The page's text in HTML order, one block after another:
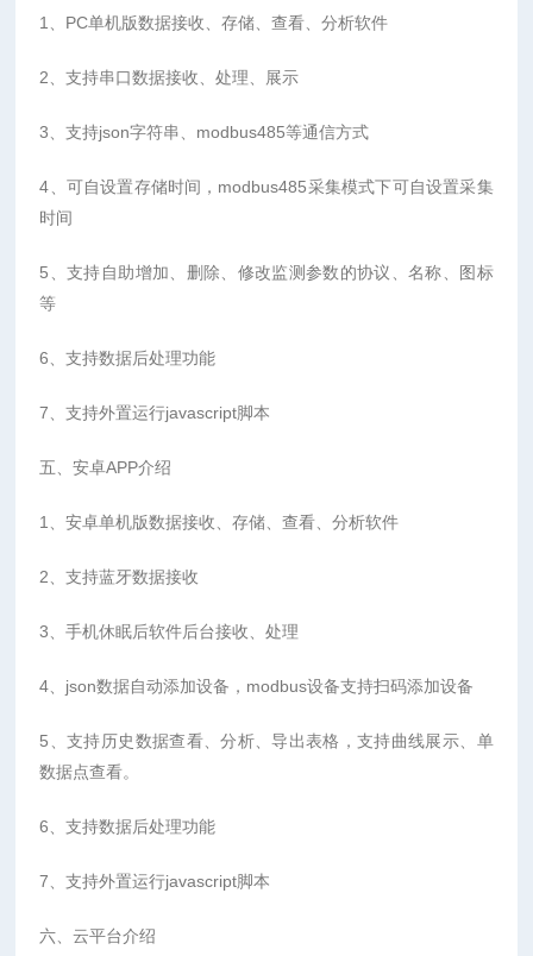
1、PC单机版数据接收、存储、查看、分析软件
2、支持串口数据接收、处理、展示
3、支持json字符串、modbus485等通信方式
4、可自设置存储时间，modbus485采集模式下可自设置采集
时间
5、支持自助增加、删除、修改监测参数的协议、名称、图标
等
6、支持数据后处理功能
7、支持外置运行javascript脚本
五、安卓APP介绍
1、安卓单机版数据接收、存储、查看、分析软件
2、支持蓝牙数据接收
3、手机休眠后软件后台接收、处理
4、json数据自动添加设备，modbus设备支持扫码添加设备
5、支持历史数据查看、分析、导出表格，支持曲线展示、单
数据点查看。
6、支持数据后处理功能
7、支持外置运行javascript脚本
六、云平台介绍